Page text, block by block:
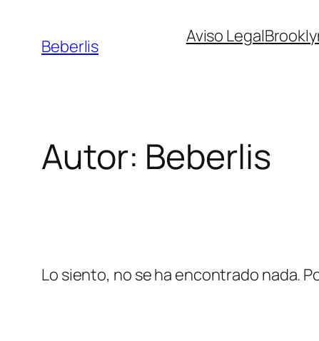
Beberlis Aviso Legal
Autor: Beberlis
Lo siento, no se ha encontrado nada.